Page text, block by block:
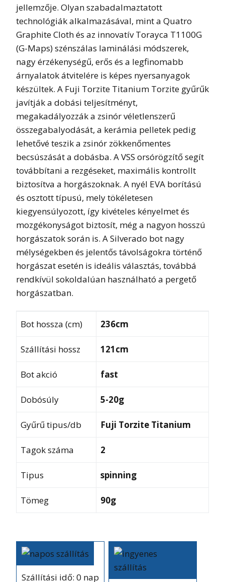
jellemzője. Olyan szabadalmaztatott
technológiák alkalmazásával, mint a Quatro
Graphite Cloth és az innovatív Torayca T1100G
(G-Maps) szénszálas laminálási módszerek,
nagy érzékenységű, erős és a legfinomabb
árnyalatok átvitelére is képes nyersanyagok
készültek. A Fuji Torzite Titanium Torzite gyűrűk
javítják a dobási teljesítményt,
megakadályozzák a zsinór véletlenszerű
összegabalyodását, a kerámia pelletek pedig
lehetővé teszik a zsinór zökkenőmentes
becsúszását a dobásba. A VSS orsórögzítő segít
továbbítani a rezgéseket, maximális kontrollt
biztosítva a horgászoknak. A nyél EVA borítású
és osztott típusú, mely tökéletesen
kiegyensúlyozott, így kivételes kényelmet és
mozgékonyságot biztosít, még a nagyon hosszú
horgászatok során is. A Silverado bot nagy
mélységekben és jelentős távolságokra történő
horgászat esetén is ideális választás, továbbá
rendkívül sokoldalúan használható a pergető
horgászatban.
Bot hossza (cm) 236cm
Szállítási hossz 121cm
Bot akció fast
Dobósúly 5-20g
Gyűrű tipus/db Fuji Torzite Titanium
Tagok száma 2
Tipus spinning
Tömeg 90g
Szállítási idő: 0 nap